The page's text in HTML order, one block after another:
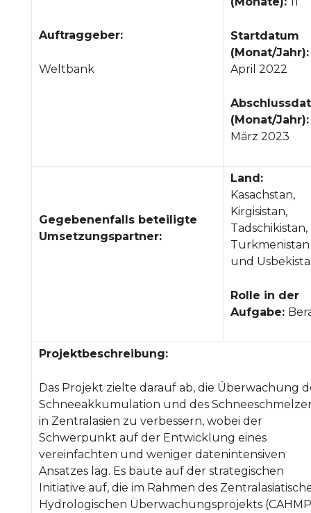
Auftraggeber:
Weltbank
Startdatum
(Monat/Jahr):
April 2022
(Monat/Jahr):
März 2023
Gegebenenfalls beteiligte
Umsetzungspartner:
Land:
Kasachstan,
Kirgisistan,
Tadschikistan,
Turkmenistan
und
Rolle in der
Aufgabe:
Projektbeschreibung:
Das Projekt zielte darauf ab, die Überwachung
Schneeakkumulation und des
in Zentralasien zu verbessern, wobei der
Schwerpunkt auf der Entwicklung eines
vereinfachten und weniger datenintensiven
Ansatzes lag. Es baute auf der strategischen
Initiative auf, die im Rahmen des
Hydrologischen Überwachungsprojekts